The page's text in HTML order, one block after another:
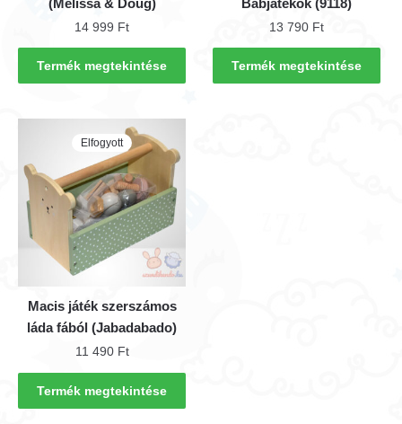
14 999 Ft
Termék megtekintése
13 790 Ft
Termék megtekintése
Elfogyott
Macis játék szerszámos
láda fából (Jabadabado)
11 490 Ft
Termék megtekintése